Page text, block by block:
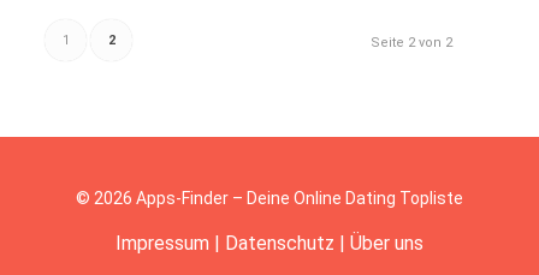
Seite 2 von 2
1 2
© 2026 Apps-Finder – Deine Online Dating Topliste
Impressum | Datenschutz | Über uns